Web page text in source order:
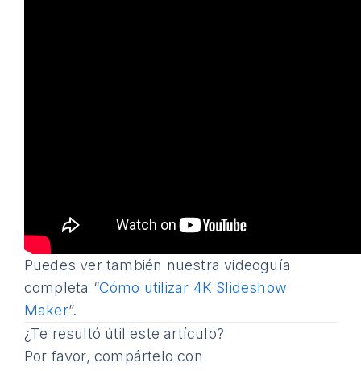
Puedes ver también nuestra videoguía
completa “Cómo utilizar 4K Slideshow
Maker”.
¿Te resultó útil este artículo?
Por favor, compártelo con